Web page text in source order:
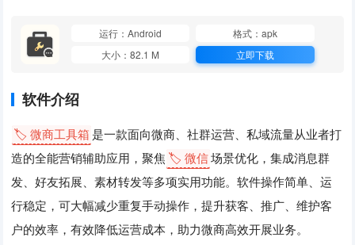
运行：Android
格式：apk
大小：82.1 M
立即下载
软件介绍
🏷️ 微商工具箱 是一款面向微商、社群运营、私域流量从业者打
造的全能营销辅助应用，聚焦 🏷️ 微信场景优化，集成消息群
发、好友拓展、素材转发等多项实用功能。软件操作简单、运
行稳定，可大幅减少重复手动操作，提升获客、推广、维护客
户的效率，有效降低运营成本，助力微商高效开展业务。